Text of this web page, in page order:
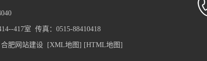
417室 传真：0515-88410418
合肥网站建设 [XML地图] [HTML地图]